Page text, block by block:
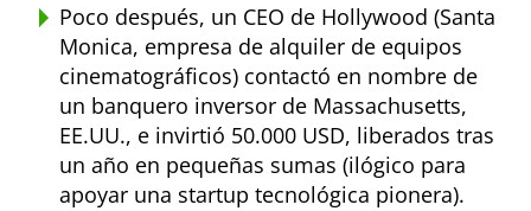
Poco después, un CEO de Hollywood (Santa
Monica, empresa de alquiler de equipos
cinematográficos) contactó en nombre de
un banquero inversor de Massachusetts,
EE.UU., e invirtió 50.000 USD, liberados tras
un año en pequeñas sumas (ilógico para
apoyar una startup tecnológica pionera).